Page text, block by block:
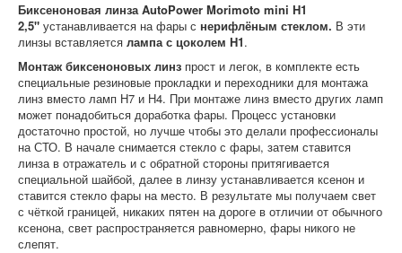
Биксеноновая линза AutoPower Morimoto mini H1
2,5" устанавливается на фары с нерифлёным стеклом. В эти
линзы вставляется лампа с цоколем H1.
Монтаж биксеноновых линз прост и легок, в комплекте есть
специальные резиновые прокладки и переходники для монтажа
линз вместо ламп Н7 и Н4. При монтаже линз вместо других ламп
может понадобиться доработка фары. Процесс установки
достаточно простой, но лучше чтобы это делали профессионалы
на СТО. В начале снимается стекло с фары, затем ставится
линза в отражатель и с обратной стороны притягивается
специальной шайбой, далее в линзу устанавливается ксенон и
ставится стекло фары на место. В результате мы получаем свет
с чёткой границей, никаких пятен на дороге в отличии от обычного
ксенона, свет распространяется равномерно, фары никого не
слепят.